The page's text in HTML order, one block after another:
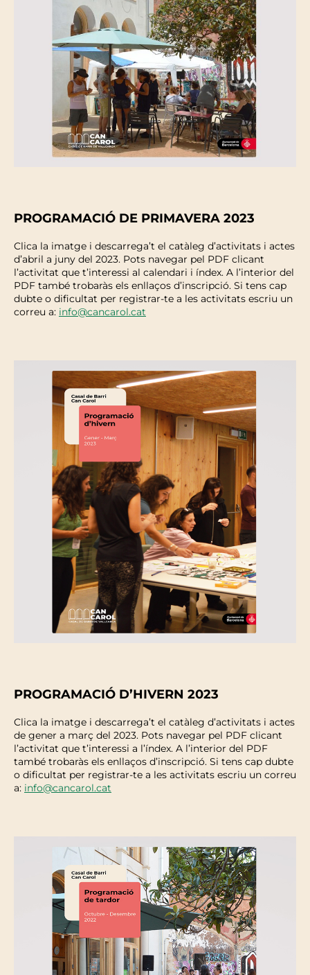
PROGRAMACIÓ DE PRIMAVERA 2023
Clica la imatge i descarrega’t el catàleg d’activitats i actes
d’abril a juny del 2023. Pots navegar pel PDF clicant
l’activitat que t’interessi al calendari i índex. A l’interior del
PDF també trobaràs els enllaços d’inscripció. Si tens cap
dubte o dificultat per registrar-te a les activitats escriu un
correu a: info@cancarol.cat
PROGRAMACIÓ D’HIVERN 2023
Clica la imatge i descarrega’t el catàleg d’activitats i actes
de gener a març del 2023. Pots navegar pel PDF clicant
l’activitat que t’interessi a l’índex. A l’interior del PDF
també trobaràs els enllaços d’inscripció. Si tens cap dubte
o dificultat per registrar-te a les activitats escriu un correu
a: info@cancarol.cat